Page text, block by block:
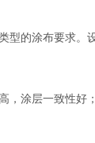
型的涂布要求。
涂层一致性